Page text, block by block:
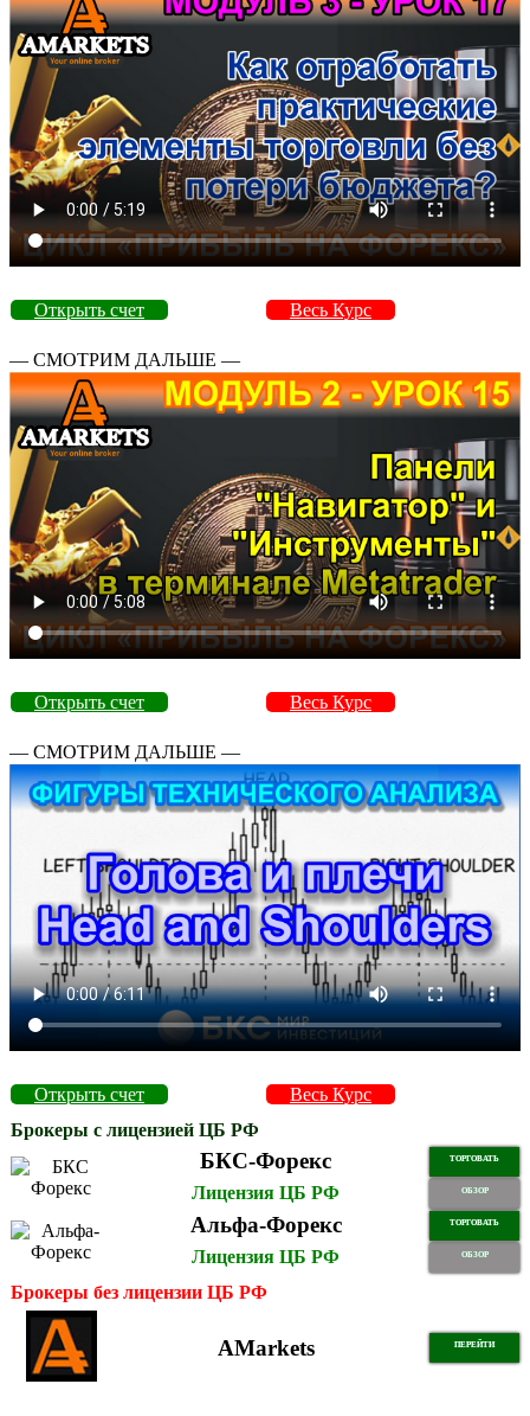
Открыть счет Весь Курс
— СМОТРИМ ДАЛЬШЕ —
Открыть счет Весь Курс
— СМОТРИМ ДАЛЬШЕ —
Открыть счет
Весь Курс
Брокеры с лицензией ЦБ РФ
БКС-Форекс ТОРГОВАТЬ
Лицензия ЦБ РФ ОБЗОР
Альфа-Форекс ТОРГОВАТЬ
Лицензия ЦБ РФ ОБЗОР
Брокеры без лицензии ЦБ РФ
AMarkets ПЕРЕЙТИ